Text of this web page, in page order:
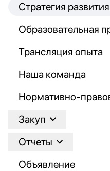
Стратегия развития
Образовательная
Трансляция опыта
Наша команда
Нормативно-
Закуп
Отчеты
Объявление